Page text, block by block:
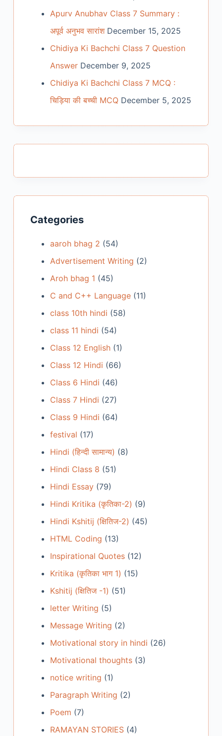
Apurv Anubhav Class 7 Summary :
अपूर्व अनुभव सारांश December 15, 2025
Chidiya Ki Bachchi Class 7 Question
Answer December 9, 2025
Chidiya Ki Bachchi Class 7 MCQ :
चिड़िया की बच्ची MCQ December 5, 2025
Categories
aaroh bhag 2 (54)
Advertisement Writing (2)
Aroh bhag 1 (45)
C and C++ Language(11)
class 10th hindi (58)
class 11 hindi (54)
Class 12 English(1)
Class 12 Hindi (66)
Class 6 Hindi (46)
Class 7 Hindi (27)
Class 9 Hindi (64)
festival (17)
Hindi (हिन्दी सामान्य) (8)
Hindi Class 8 (51)
Hindi Essay(79)
Hindi Kritika (कृतिका-2) (9)
Hindi Kshitij (क्षितिज-2) (45)
HTML Coding (13)
Inspirational Quotes(12)
Kritika (कृतिका भाग 1) (15)
Kshitij (क्षितिज -1) (51)
letter Writing (5)
Message Writing (2)
Motivational story in hindi (26)
Motivational thoughts(3)
notice writing (1)
Paragraph Writing (2)
Poem (7)
RAMAYAN STORIES(4)